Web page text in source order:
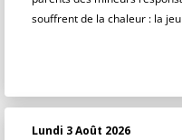
souffrent de la chaleur : la
Lundi 3 Août 2026